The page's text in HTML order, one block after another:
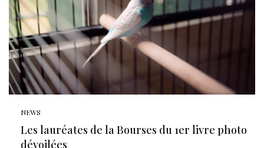
NEWS
Les lauréates de la Bourses du 1er livre photo
dévoilées